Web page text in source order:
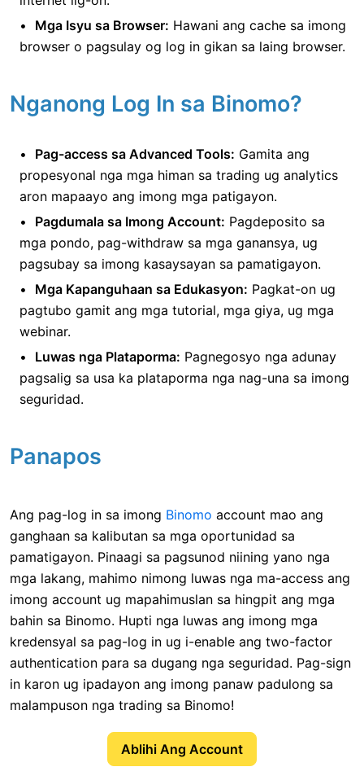
Mga Isyu sa Browser: Hawani ang cache sa imong
browser o pagsulay og log in gikan sa laing browser.
Nganong Log In sa Binomo?
Pag-access sa Advanced Tools: Gamita ang
propesyonal nga mga himan sa trading ug analytics
aron mapaayo ang imong mga patigayon.
Pagdumala sa Imong Account: Pagdeposito sa
mga pondo, pag-withdraw sa mga ganansya, ug
pagsubay sa imong kasaysayan sa pamatigayon.
Mga Kapanguhaan sa Edukasyon: Pagkat-on ug
pagtubo gamit ang mga tutorial, mga giya, ug mga
webinar.
Luwas nga Plataporma: Pagnegosyo nga adunay
pagsalig sa usa ka plataporma nga nag-una sa imong
seguridad.
Panapos
Ang pag-log in sa imong Binomo account mao ang
ganghaan sa kalibutan sa mga oportunidad sa
pamatigayon. Pinaagi sa pagsunod niining yano nga
mga lakang, mahimo nimong luwas nga ma-access ang
imong account ug mapahimuslan sa hingpit ang mga
bahin sa Binomo. Hupti nga luwas ang imong mga
kredensyal sa pag-log in ug i-enable ang two-factor
authentication para sa dugang nga seguridad. Pag-sign
in karon ug ipadayon ang imong panaw padulong sa
malampuson nga trading sa Binomo!
Ablihi Ang Account